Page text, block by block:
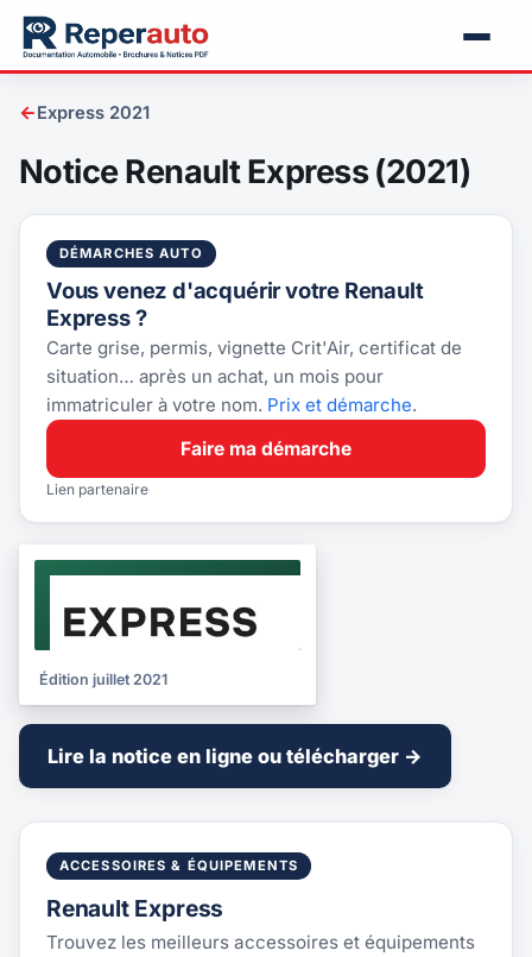
←Express 2021
Notice Renault Express (2021)
DÉMARCHES AUTO
Vous venez d'acquérir votre Renault
Express ?
Carte grise, permis, vignette Crit'Air, certificat de
situation… après un achat, un mois pour
immatriculer à votre nom. Prix et démarche.
Faire ma démarche
Lien partenaire
2021
Édition juillet 2021
Lire la notice en ligne ou télécharger →
ACCESSOIRES & ÉQUIPEMENTS
Renault Express
Trouvez les meilleurs accessoires et équipements